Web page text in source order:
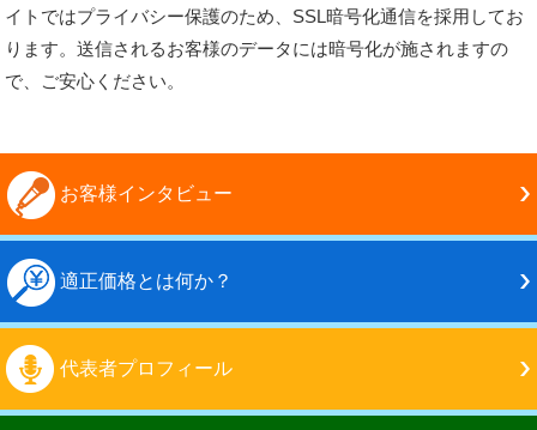
イトではプライバシー保護のため、SSL暗号化通信を採用してお
ります。送信されるお客様のデータには暗号化が施されますの
で、ご安心ください。
お客様インタビュー
適正価格とは何か？
代表者プロフィール